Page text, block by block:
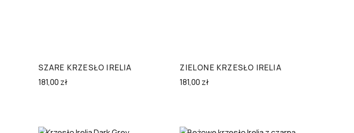
SZARE KRZESŁO IRELIA
181,00 zł
ZIELONE KRZESŁO IRELIA
181,00 zł